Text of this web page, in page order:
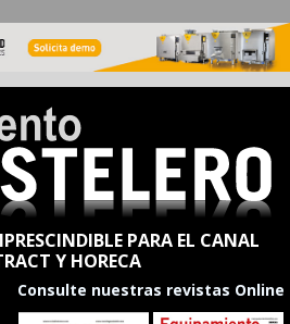
PARA EL CANAL
Y HORECA
Consulte nuestras revistas Online